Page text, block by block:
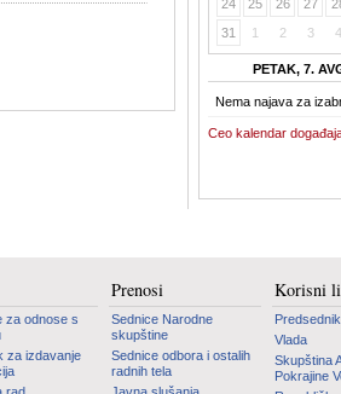
24
25 26 27
31
1 2 3 4
PETAK, 7.
Nema najava za
Ceo kalendar
za odnose s
za izdavanje
Prenosi
Sednice Narodne
skupštine
Sednice odbora i ostalih
radnih tela
Korisni
Predsednik
Vlada
Skupština
Pokrajine